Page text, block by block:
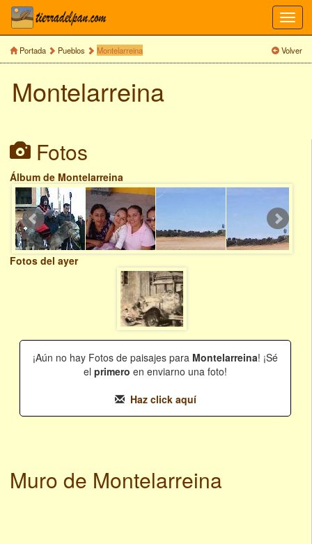
Portada Pueblos Montelarreina Volver
Montelarreina
Fotos
Álbum de Montelarreina
Fotos del ayer
¡Aún no hay Fotos de paisajes para Montelarreina! ¡Sé
el primero en enviarno una foto!
Haz click aquí
Muro de Montelarreina